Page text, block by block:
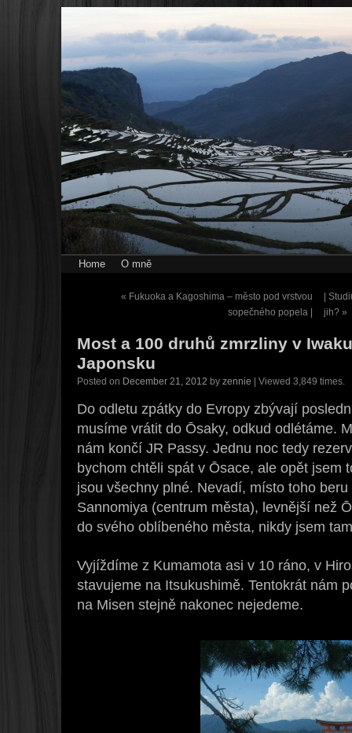
Home O mně
« Fukuoka a Kagoshima – město pod vrstvou
sopečného popela |
|
jih? »
Most a 100 druhů zmrzliny v
Japonsku
Posted on December 21, 2012 by zennie | Viewed 3,849 times.
Do odletu zpátky do Evropy zbývají
musíme vrátit do Ōsaky, odkud odlétáme.
nám končí JR Passy. Jednu noc tedy
bychom chtěli spát v Ōsace, ale opět jsem
jsou všechny plné. Nevadí, místo toho
Sannomiya (centrum města), levnější než
do svého oblíbeného města, nikdy jsem
Vyjíždíme z Kumamota asi v 10 ráno, v
stavujeme na Itsukushimě. Tentokrát nám
na Misen stejně nakonec nejedeme.